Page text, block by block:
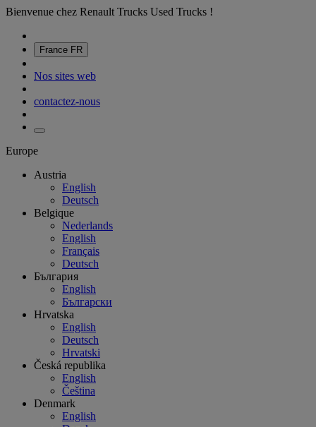
Bienvenue chez Renault Trucks Used Trucks !
France FR
Nos sites web
contactez-nous
Europe
Austria
English
Deutsch
Belgique
Nederlands
English
Français
Deutsch
България
English
Български
Hrvatska
English
Deutsch
Hrvatski
Česká republika
English
Čeština
Denmark
English